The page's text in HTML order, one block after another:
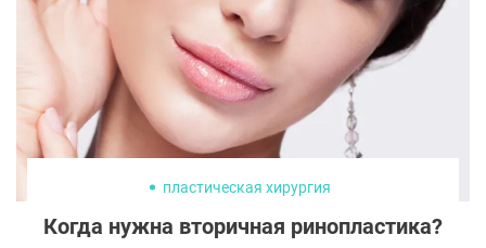
узнаем ответ на этот вопрос.
пластическая хирургия
Когда нужна вторичная ринопластика?